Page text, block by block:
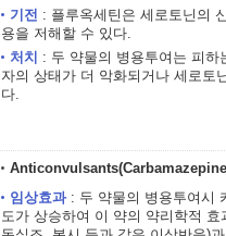
기전 : 플루옥세틴은 세로토닌의
용을 저해할 수 있다.
처치 : 두 약물의 병용투여는 피
자의 상태가 더 악화되거나 세로토
다.
임상효과: 두 약물의 병용투여시
도가 상승하여 이 약의 약리학적